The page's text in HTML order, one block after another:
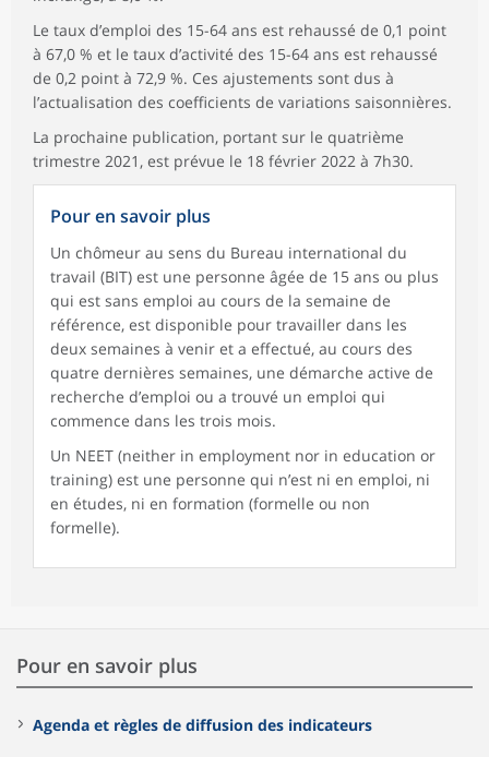
Le taux d’emploi des 15-64 ans est rehaussé de 0,1 point
à 67,0 % et le taux d’activité des 15-64 ans est rehaussé
de 0,2 point à 72,9 %. Ces ajustements sont dus à
l’actualisation des coefficients de variations saisonnières.
La prochaine publication, portant sur le quatrième
trimestre 2021, est prévue le 18 février 2022 à 7h30.
Pour en savoir plus
Un chômeur au sens du Bureau international du
travail (BIT) est une personne âgée de 15 ans ou plus
qui est sans emploi au cours de la semaine de
référence, est disponible pour travailler dans les
deux semaines à venir et a effectué, au cours des
quatre dernières semaines, une démarche active de
recherche d’emploi ou a trouvé un emploi qui
commence dans les trois mois.
Un NEET (neither in employment nor in education or
training) est une personne qui n’est ni en emploi, ni
en études, ni en formation (formelle ou non
formelle).
Pour en savoir plus
Agenda et règles de diffusion des indicateurs